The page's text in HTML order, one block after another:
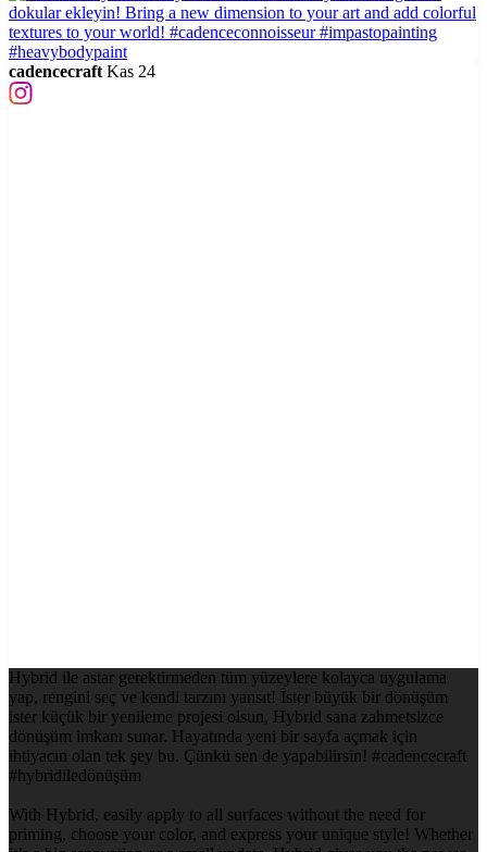
cadencecraft Kas 24
Hybrid ile astar gerektirmeden tüm yüzeylere kolayca uygulama
yap, rengini seç ve kendi tarzını yansıt! İster büyük bir dönüşüm
ister küçük bir yenileme projesi olsun, Hybrid sana zahmetsizce
dönüşüm imkanı sunar. Hayatında yeni bir sayfa açmak için
ihtiyacın olan tek şey bu. Çünkü sen de yapabilirsin! #cadencecraft
#hybridiledönüşüm
With Hybrid, easily apply to all surfaces without the need for
priming, choose your color, and express your unique style! Whether